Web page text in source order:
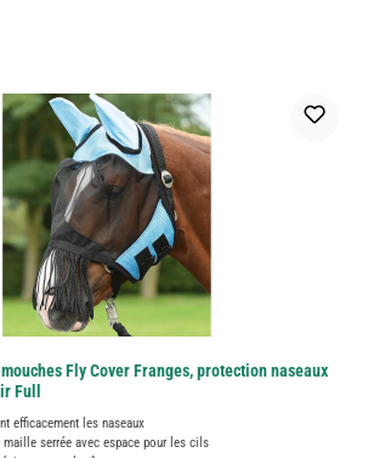
Fly Cover Franges, protection naseaux
Full
efficacement les naseaux
serrée avec espace pour les cils